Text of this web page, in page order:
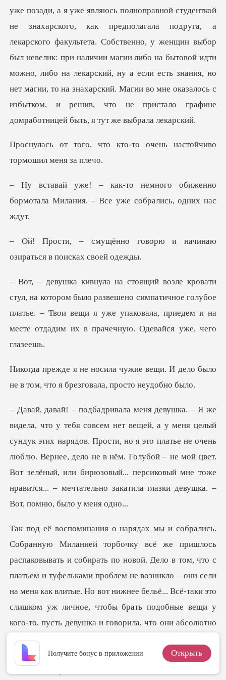
уже позади, а я уже являюсь полноправной студенткой
не знахарского, как предполагала подруга, а
лекарского факультета. Собственно, у женщин выбор
кто-то очень настойчив
о обиженно
бормотала Милания. – В
говорю и начинаю
озиратьс
о развешено симпатичное голубое
платье. – Твои вещи я уже упаковала, п
вещи. И дело было
не в том, что я
нарядов. Прости, но я это платье не очень
люблю. Вернее, дело не в нём. Голубой – не мой цвет.
Вот зелёный, или би
как влитые. Но вот нижнее бельё... Всё-таки это
слишком уж личное, чтобы брать подобные вещи у
кого-то, пусть девушка и говорила, что они абсолютно
новые, но в этом вопросе переступить через себя я так
и н
Получите бонус в приложении Открыть